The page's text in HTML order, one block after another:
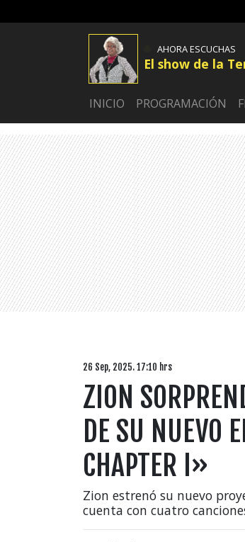
AHORA ESCUCHAS
El show de la
INICIO PROGRAMACIÓN
26 Sep, 2025. 17:10 hrs
ZION
DE SU NUEVO
CHAPTER I»
Zion estrenó su nuevo
cuenta con cuatro